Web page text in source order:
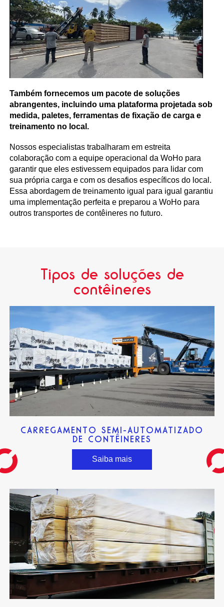
Também fornecemos um pacote de soluções
abrangentes, incluindo uma plataforma projetada sob
medida, paletes, ferramentas de fixação de carga e
treinamento no local.
Nossos especialistas trabalharam em estreita
colaboração com a equipe operacional da WoHo para
garantir que eles estivessem equipados para lidar com
sua própria carga e com os desafios específicos do local.
Essa abordagem de treinamento igual para igual garantiu
uma implementação perfeita e preparou a WoHo para
outros transportes de contêineres no futuro.
Tipos de soluções de
contêineres
CARREGAMENTO SEMI-AUTOMATIZADO
DE CONTÊINERES
Saiba mais